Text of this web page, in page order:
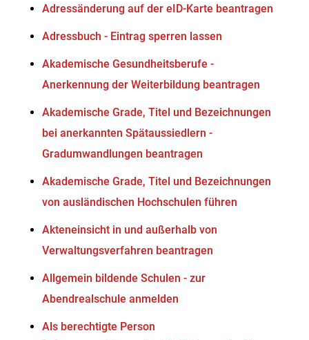
Adressänderung auf der eID-Karte beantragen
Adressbuch - Eintrag sperren lassen
Akademische Gesundheitsberufe -
Anerkennung der Weiterbildung beantragen
Akademische Grade, Titel und Bezeichnungen
bei anerkannten Spätaussiedlern -
Gradumwandlungen beantragen
Akademische Grade, Titel und Bezeichnungen
von ausländischen Hochschulen führen
Akteneinsicht in und außerhalb von
Verwaltungsverfahren beantragen
Allgemein bildende Schulen - zur
Abendrealschule anmelden
Als berechtigte Person